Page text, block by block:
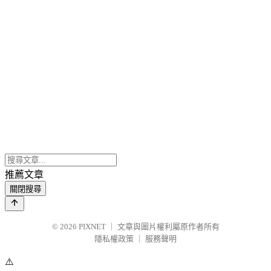
推薦文章
關閉搜尋
© 2026 PIXNET
文章與圖片權利屬原作者所有
隱私權政策
服務聲明
⚠️